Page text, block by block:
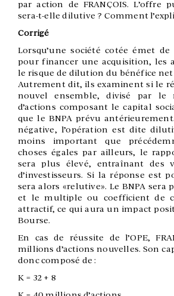
par action de FRANÇOIS. L’offre
sera-t-elle dilutive ? Comment
Corrigé
Lorsqu’une société cotée émet
pour financer une acquisition, les
le risque de dilution du bénéfice net
Autrement dit, ils examinent si le
nouvel ensemble, divisé par le
d’actions composant le capital
que le BNPA prévu
négative, l’opération est dite
moins important que
choses égales par ailleurs, le
sera plus élevé, entraînant des
d’investisseurs. Si la réponse est
sera alors «relutive». Le BNPA sera
et le multiple ou coefficient de
attractif, ce qui aura un impact
Bourse.
En cas de réussite de l’OPE,
millions d’actions nouvelles. Son
donc composé de :
K = 32 + 8